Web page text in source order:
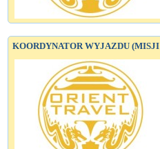
KOORDYNATOR WYJAZDU (MISJI